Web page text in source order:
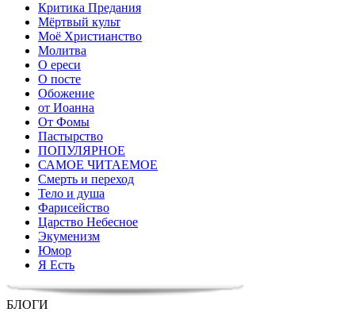
Критика Предания
Мёртвый культ
Моё Христианство
Молитва
О ереси
О посте
Обожение
от Иоанна
От Фомы
Пастырство
ПОПУЛЯРНОЕ
САМОЕ ЧИТАЕМОЕ
Смерть и переход
Тело и душа
Фарисейство
Царство Небесное
Экуменизм
Юмор
Я Есть
БЛОГИ